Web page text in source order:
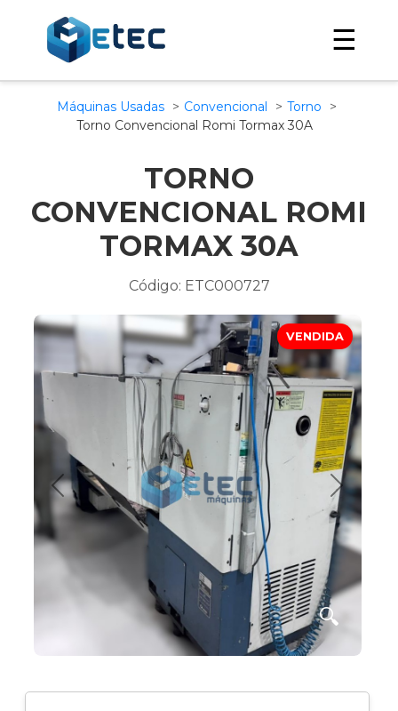
☰
Máquinas Usadas Convencional
Torno
Torno Convencional Romi Tormax 30A
TORNO
CONVENCIONAL ROMI
TORMAX 30A
Código: ETC000727
VENDIDA
🔍
Anterior Próximo